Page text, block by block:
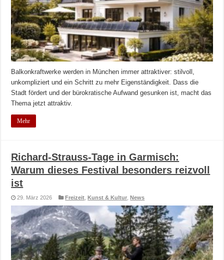
Balkonkraftwerke werden in München immer attraktiver: stilvoll,
unkompliziert und ein Schritt zu mehr Eigenständigkeit. Dass die
Stadt fördert und der bürokratische Aufwand gesunken ist, macht das
Thema jetzt attraktiv.
Mehr
Richard-Strauss-Tage in Garmisch:
Warum dieses Festival besonders reizvoll
ist
29. März 2026 Freizeit ,Kunst & Kultur ,News